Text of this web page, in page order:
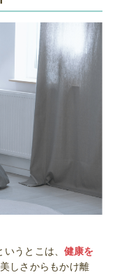
いうとこは、健康を
しさからもかけ離